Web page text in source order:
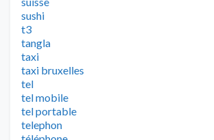
sushi
t3
tangla
taxi
taxi bruxelles
tel
tel mobile
tel portable
telephon